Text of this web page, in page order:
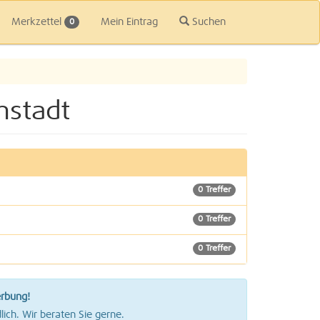
Merkzettel 0 Mein Eintrag Suchen
0 Treffer
0 Treffer
0 Treffer
0 Treffer
Wir beraten Sie gerne.